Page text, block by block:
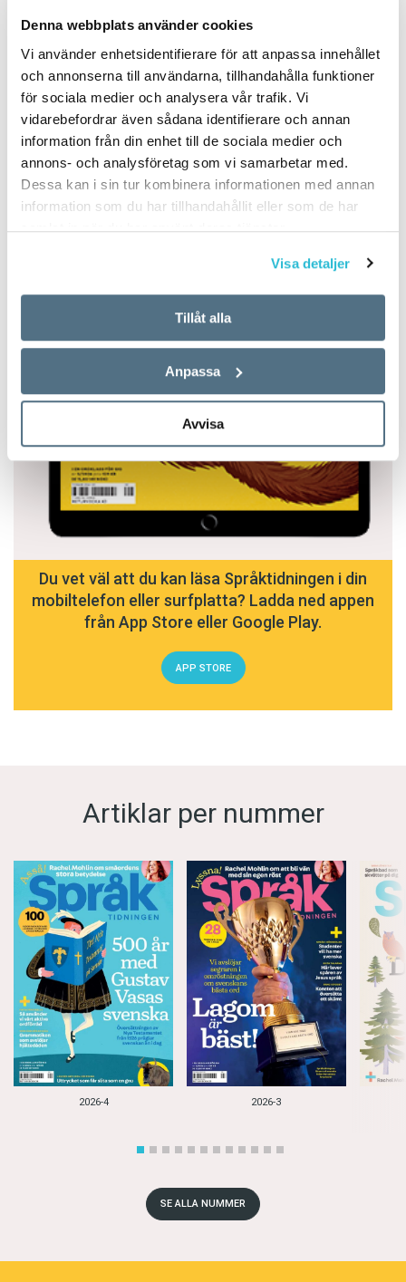
Denna webbplats använder cookies
Vi använder enhetsidentifierare för att anpassa innehållet
och annonserna till användarna, tillhandahålla funktioner
för sociala medier och analysera vår trafik. Vi
vidarebefordrar även sådana identifierare och annan
information från din enhet till de sociala medier och
annons- och analysföretag som vi samarbetar med.
Dessa kan i sin tur kombinera informationen med annan
information som du har tillhandahållit eller som de har
samlat in när du har använt deras tjänster.
Visa detaljer
Tillåt alla
Anpassa
Avvisa
Du vet väl att du kan läsa Språktidningen i din
mobiltelefon eller surfplatta? Ladda ned appen
från App Store eller Google Play.
APP STORE
Artiklar per nummer
2026-4 2026-3
SE ALLA NUMMER